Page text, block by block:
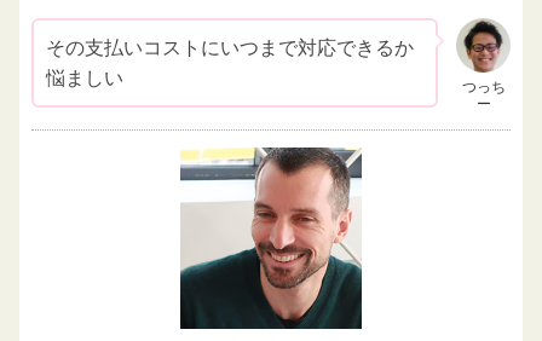
つっち
ー
その支払いコストにいつまで対応できるか
悩ましい